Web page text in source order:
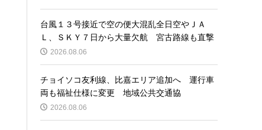
台風１３号接近で空の便大混乱全日空やＪＡ
Ｌ、ＳＫＹ７日から大量欠航 宮古路線も直撃
2026.08.06
チョイソコ友利線、比嘉エリア追加へ 運行車
両も福祉仕様に変更 地域公共交通協
2026.08.06